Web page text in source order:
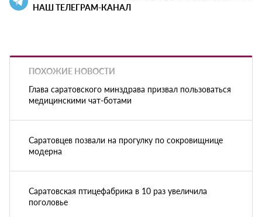
НАШ ТЕЛЕГРАМ-КАНАЛ
ПОХОЖИЕ НОВОСТИ
Глава саратовского минздрава призвал пользоваться
медицинскими чат-ботами
Саратовцев позвали на прогулку по сокровищнице
модерна
Саратовская птицефабрика в 10 раз увеличила
поголовье